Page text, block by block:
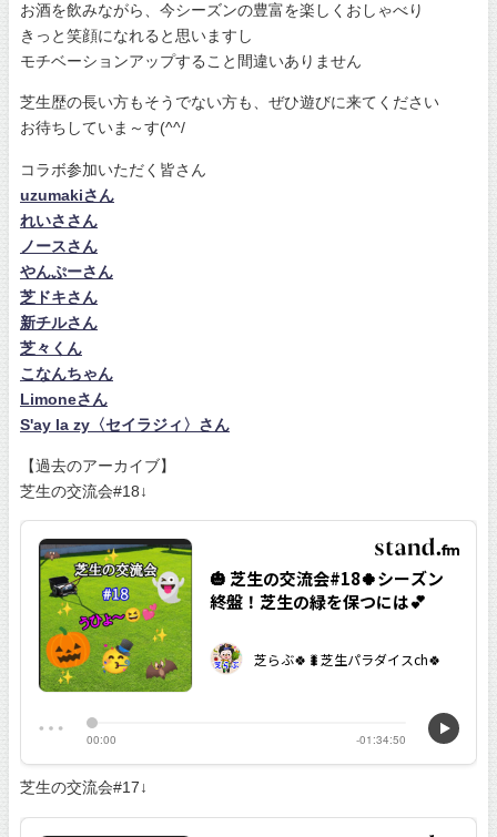
お酒を飲みながら、今シーズンの豊富を楽しくおしゃべり
きっと笑顔になれると思いますし
モチベーションアップすること間違いありません
芝生歴の長い方もそうでない方も、ぜひ遊びに来てください
お待ちしていま～す(^^/
コラボ参加いただく皆さん
uzumakiさん
れいささん
ノースさん
やんぷーさん
芝ドキさん
新チルさん
芝々くん
こなんちゃん
Limoneさん
S'ay la zy〈セイラジィ〉さん
【過去のアーカイブ】
芝生の交流会#18↓
芝生の交流会#17↓